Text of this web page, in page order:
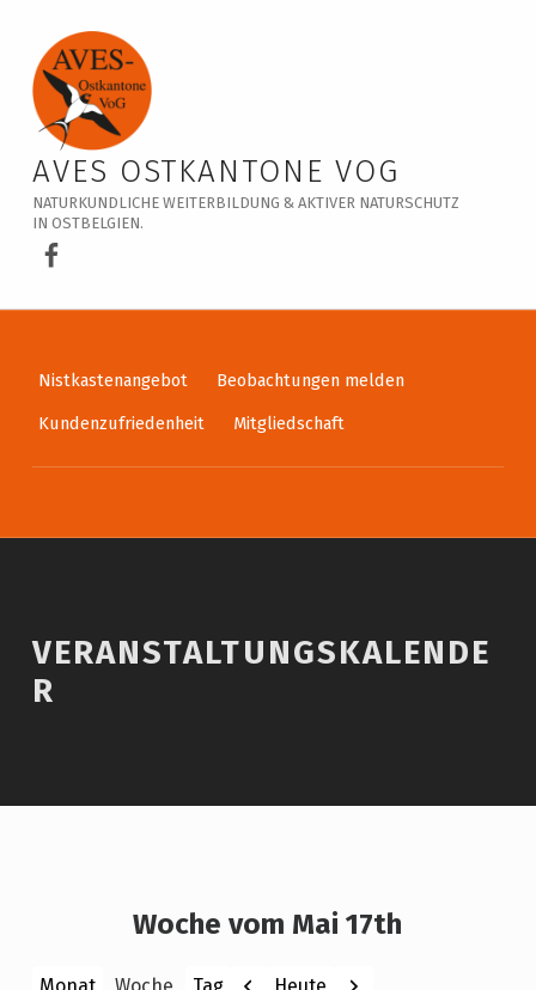
Veranstaltungskalender – AVES Ostkantone VoG
AVES OSTKANTONE VOG
NATURKUNDLICHE WEITERBILDUNG & AKTIVER NATURSCHUTZ
IN OSTBELGIEN.
AVES Ostkantone bei Facebook
Nistkastenangebot
Beobachtungen melden
Kundenzufriedenheit
Mitgliedschaft
VERANSTALTUNGSKALENDE
R
Woche vom Mai 17th
Zurück
Heute Weiter